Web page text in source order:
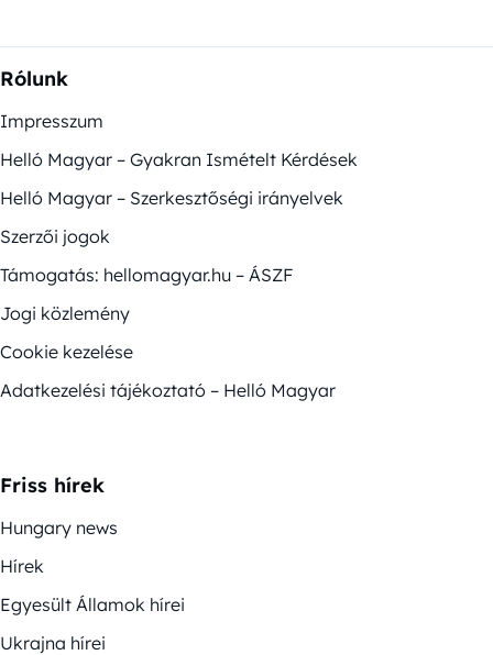
Rólunk
Impresszum
Helló Magyar – Gyakran Ismételt Kérdések
Helló Magyar – Szerkesztőségi irányelvek
Szerzői jogok
Támogatás: hellomagyar.hu – ÁSZF
Jogi közlemény
Cookie kezelése
Adatkezelési tájékoztató – Helló Magyar
Friss hírek
Hungary news
Hírek
Egyesült Államok hírei
Ukrajna hírei